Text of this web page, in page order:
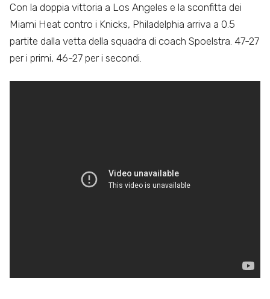
Con la doppia vittoria a Los Angeles e la sconfitta dei
Miami Heat contro i Knicks, Philadelphia arriva a 0.5
partite dalla vetta della squadra di coach Spoelstra. 47-27
per i primi, 46-27 per i secondi.